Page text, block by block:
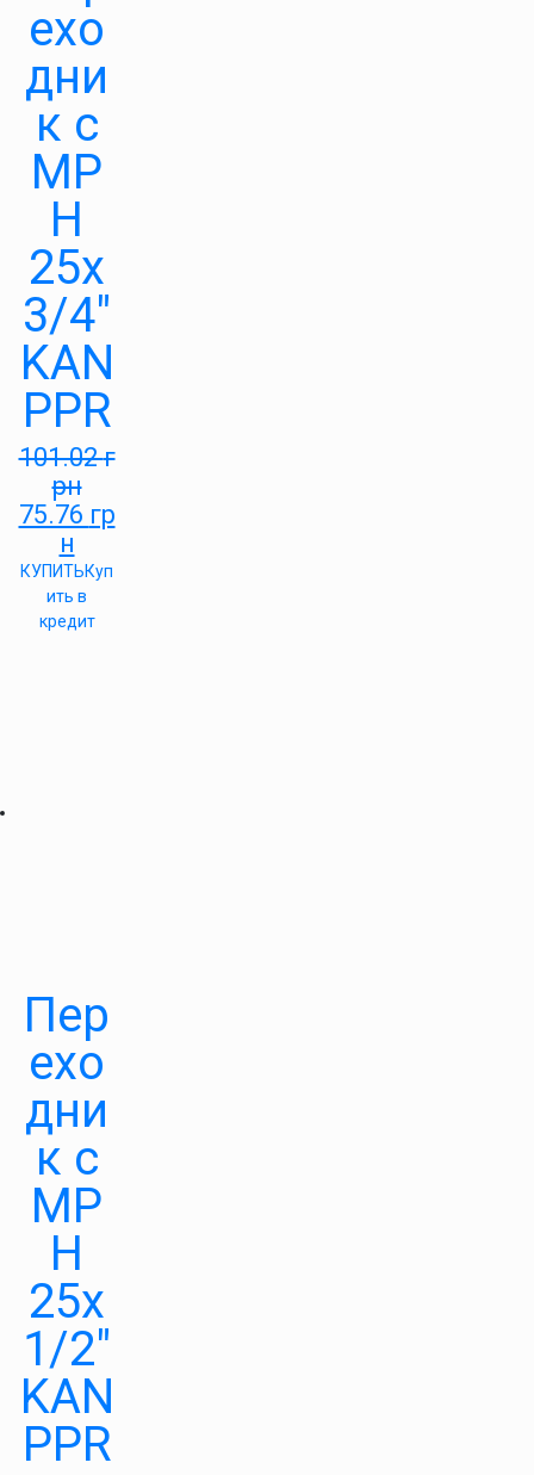
ехо
дни
к с
МР
Н
25х
3/4″
KAN
PPR
101.02г
рн
75.76 гр
н
КУПИТЬКуп
ить в
кредит
Пер
ехо
дни
к с
МР
Н
25х
1/2″
KAN
PPR